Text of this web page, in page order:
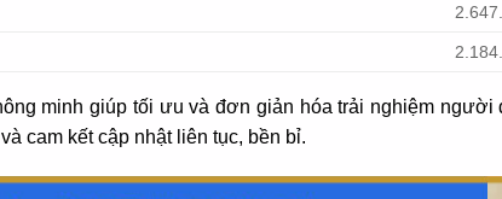
minh giúp tối ưu và đơn giản hóa trải nghiệm
cam kết cập nhật liên tục, bền bỉ.